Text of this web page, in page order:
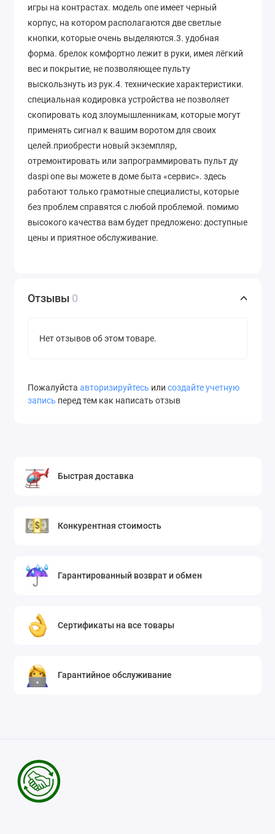
игры на контрастах. модель one имеет черный
корпус, на котором располагаются две светлые
кнопки, которые очень выделяются.3. удобная
форма. брелок комфортно лежит в руки, имея лёгкий
вес и покрытие, не позволяющее пульту
выскользнуть из рук.4. технические характеристики.
специальная кодировка устройства не позволяет
скопировать код злоумышленникам, которые могут
применять сигнал к вашим воротом для своих
целей.приобрести новый экземпляр,
отремонтировать или запрограммировать пульт ду
daspi one вы можете в доме быта «сервис». здесь
работают только грамотные специалисты, которые
без проблем справятся с любой проблемой. помимо
высокого качества вам будет предложено: доступные
цены и приятное обслуживание.
Отзывы 0
Нет отзывов об этом товаре.
Пожалуйста авторизируйтесь или создайте учетную
запись перед тем как написать отзыв
Быстрая доставка
Конкурентная стоимость
Гарантированный возврат и обмен
Сертификаты на все товары
Гарантийное обслуживание